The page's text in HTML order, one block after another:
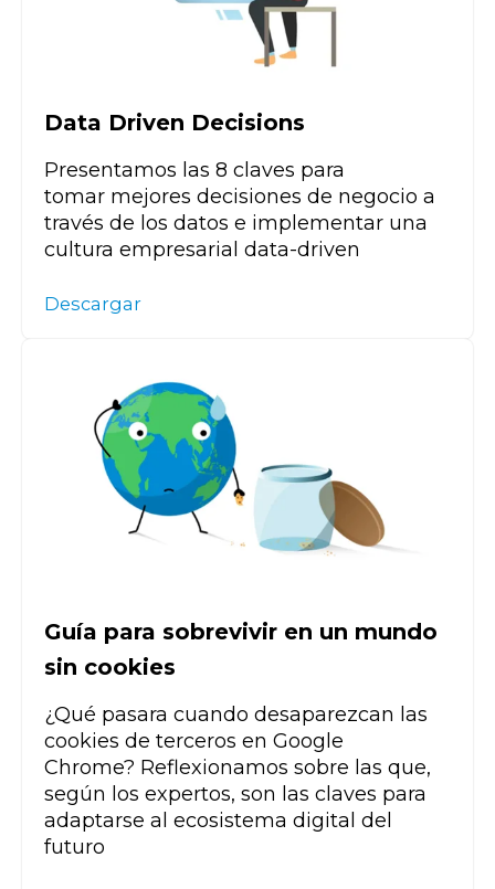
Data Driven Decisions
Presentamos las 8 claves para
tomar mejores decisiones de negocio a
través de los datos e implementar una
cultura empresarial data-driven
Descargar
Guía para sobrevivir en un mundo
sin cookies
¿Qué pasara cuando desaparezcan las
cookies de terceros en Google
Chrome? Reflexionamos sobre las que,
según los expertos, son las claves para
adaptarse al ecosistema digital del
futuro